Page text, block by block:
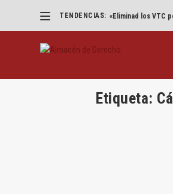
TENDENCIAS: «Eliminad los VTC
Etiqueta: